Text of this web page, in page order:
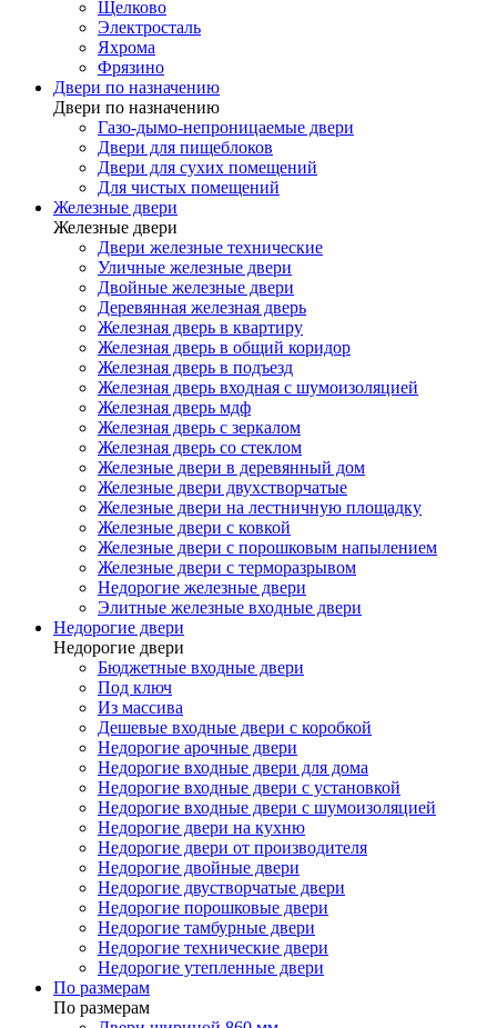
Щелково
Электросталь
Яхрома
Фрязино
Двери по назначению
Двери по назначению
Газо-дымо-непроницаемые двери
Двери для пищеблоков
Двери для сухих помещений
Для чистых помещений
Железные двери
Железные двери
Двери железные технические
Уличные железные двери
Двойные железные двери
Деревянная железная дверь
Железная дверь в квартиру
Железная дверь в общий коридор
Железная дверь в подъезд
Железная дверь входная с шумоизоляцией
Железная дверь мдф
Железная дверь с зеркалом
Железная дверь со стеклом
Железные двери в деревянный дом
Железные двери двухстворчатые
Железные двери на лестничную площадку
Железные двери с ковкой
Железные двери с порошковым напылением
Железные двери с терморазрывом
Недорогие железные двери
Элитные железные входные двери
Недорогие двери
Недорогие двери
Бюджетные входные двери
Под ключ
Из массива
Дешевые входные двери с коробкой
Недорогие арочные двери
Недорогие входные двери для дома
Недорогие входные двери с установкой
Недорогие входные двери с шумоизоляцией
Недорогие двери на кухню
Недорогие двери от производителя
Недорогие двойные двери
Недорогие двустворчатые двери
Недорогие порошковые двери
Недорогие тамбурные двери
Недорогие технические двери
Недорогие утепленные двери
По размерам
По размерам